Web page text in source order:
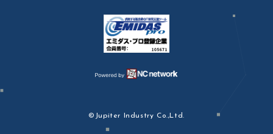
©Jupiter Industry Co.,Ltd.